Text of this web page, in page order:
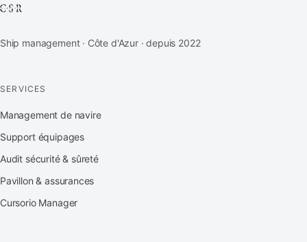
Ship management · Côte d'Azur · depuis 2022
SERVICES
Management de navire
Support équipages
Audit sécurité & sûreté
Pavillon & assurances
Cursorio Manager